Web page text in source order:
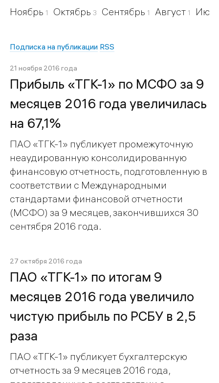
Ноябрь 1 Октябрь 3 Сентябрь 1 Август 1
Подписка на публикации RSS
21 ноября 2016 года
Прибыль «ТГК-1» по МСФО за 9
месяцев 2016 года увеличилась
на 67,1%
ПАО «ТГК-1» публикует промежуточную
неаудированную консолидированную
финансовую отчетность, подготовленную в
соответствии с Международными
стандартами финансовой отчетности
(МСФО) за 9 месяцев, закончившихся 30
сентября 2016 года.
27 октября 2016 года
ПАО «ТГК-1» по итогам 9
месяцев 2016 года увеличило
чистую прибыль по РСБУ в 2,5
раза
ПАО «ТГК-1» публикует бухгалтерскую
отчетность за 9 месяцев 2016 года,